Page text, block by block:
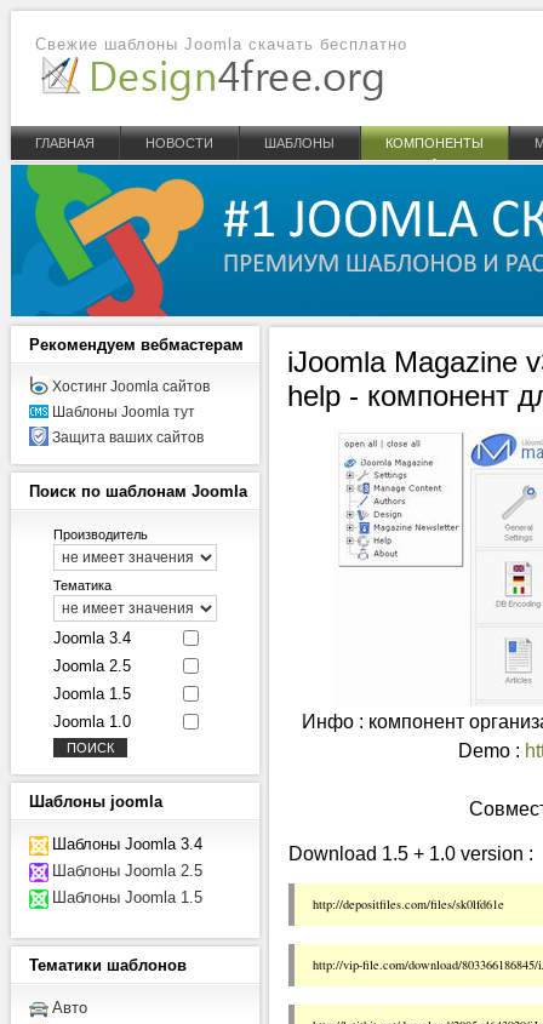
Свежие шаблоны Joomla скачать бесплатно
ГЛАВНАЯ НОВОСТИ ШАБЛОНЫ КОМПОНЕНТЫ
iJoomla Magazine
help - компонент
Инфо : компонент
Demo :
Download 1.5 + 1.0 version :
http://depositfiles.com/files/sk0lfd61e
Рекомендуем вебмастерам
Хостинг Joomla сайтов
Шаблоны Joomla тут
Защита ваших сайтов
Поиск по шаблонам Joomla
Производитель
Тематика
Joomla 3.4
Joomla 2.5
Joomla 1.5
Joomla 1.0
Шаблоны joomla
Шаблоны Joomla 3.4
Шаблоны Joomla 2.5
Шаблоны Joomla 1.5
Тематики шаблонов
Авто